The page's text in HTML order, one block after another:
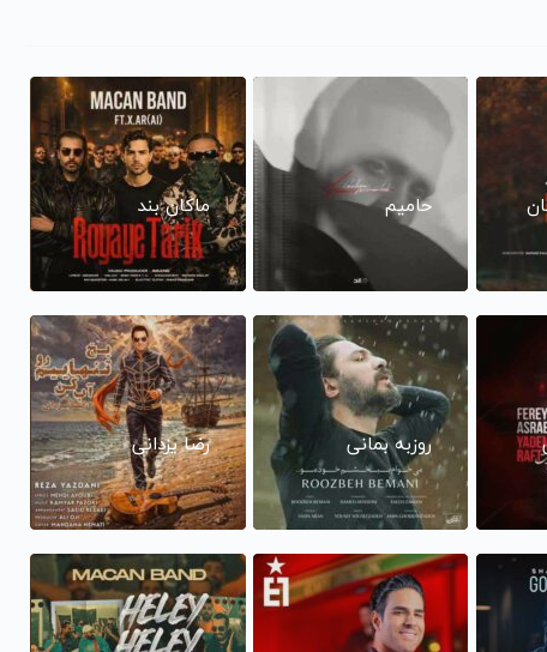
حامیم ماکان بند
روزبه بمانی رضا یزدانی